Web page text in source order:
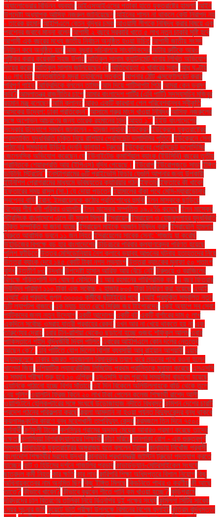
অ্যালোভেরার বিভিন্ন ব্যবহার আইএসআইএসের পতাকা হাতে যুক্তরাষ্ট্রে হামলা! আইন
উপদেষ্টা অধ্যাপক আসিফ নজরুল জানিয়েছেন আইনের শাসন না থাকলে কেউ নিরাপদ নয়
- তারেক রহমান আইপিএলে বেতন বৃদ্ধির চমক আওয়ামী লীগকে নিষিদ্ধ করার বিষয়ে এক
প্রশ্নের জবাবে মান্না বলেন আগামী ২ বছরে সরকারি খাতে ৫ লাখ নতুন চাকরি সৃষ্টি হবে
আগামী এক বছরের মধ্যে জাতীয় নির্বাচন অনুষ্ঠিত হওয়া উচিত আগামী জাতীয় সংসদ
নির্বাচন কবে অনুষ্ঠিত হবে আজ বুধবার সচিবালয়ে সাংবাদিকদের আটার রুটিকে আরও
পুষ্টিকর করার কয়েকটি সহজ উপায় আতিকুল সালাম ক্যান্টনমেন্ট থানায় লিখিত অভিযোগ
দায়ের করেন আতিকুল সালাম জানিয়েছেন যে আতিথেয়তা ও খাবারের স্বাদ আধ ঘণ্টায়
২০ লাখ হিট আন্তর্জাতিক মুদ্রা তহবিলের সতর্কতা আপনার ঠোঁট এক্সফোলিয়েট করার
পরিপূর্ণ গাইড আফ্রিদিকে বললেন তামিম আম দিয়ে পাটিসাপটা পিঠা আমরা কেন ভ্রমণ
করি? আমলাতন্ত্র রাজনীতির চাপে আমার বাংলাদেশ পার্টির (এবি পার্টি) সদস্যসচিব মজিবুর
রহমান মঞ্জু বলেছেন আমি ক্লান্ত আরও একটি কারখানা পেল পরিবেশবান্ধব স্বীকৃতি
আসকের উদ্বেগ: ঢাকা প্রতিবেদন" আসামে গরুর মাংস খাওয়া নিষিদ্ধ আসিফ নজরুলের
সঙ্গে অশোভন আচরণের জন্য তারেক রহমানের নিন্দা আহত ১". ইইউ বাংলাদেশের
সংস্কার উদ্যোগে সমর্থন জানালেন - হাদজা লাহবিব ইউক্রেন ইউক্রেনে যুক্তরাষ্ট্রের
প্রস্তাবিত যুদ্ধবিরতি চুক্তি নিয়ে রাশিয়ার প্রেসিডেন্ট ভ্লাদিমির পুতিনে ইউক্রেনে সেনা
পাঠানোর সম্ভাবনা উড়িয়ে দেননি কানাডা - ট্রুডো ইউক্রেনের প্রেসিডেন্ট ভলোদিমির
জেলেনস্কি অভিযোগ করেছেন যে ইউনাইটেড কমার্শিয়াল ব্যাংক (ইউসিবি) বছরের তৃতীয়
প্রান্তিকে শেয়ারপ্রতি আয় (ইপিএস) বৃদ্ধি পেয়েছে। ইউরোপ ইউরোপজুড়ে সাড়া ইঙ্গিত
ডাউনিং স্ট্রিটের" ইনস্টাগ্রামের ৬টি প্রাইভেসি ফিচার যেগুলি আপনার জন্য উপকারী
ইন্টার্নশিপ প্রোগ্রামের মাধ্যমে ভবিষ্যতের ক্যারিয়ার গঠন ইফতার ইফতারে কী খাবেন
ইফতারের সময় রাসুল (সা.) যে দোয়া পড়তেন ইয়ামালের বাঁকা পথে মেসি-ম্যারাডোনার
স্বপ্নের বাড়ি ইরান: ইসরায়েলকে কঠোর প্রতিশোধের হুমকি ইলন মাস্ককে ছাড়িয়ে
বিশ্বের শীর্ষ ধনী পরিবার ওয়ালটন ইলন মাস্কের সম্পত্তি ১৯.২% কমেছে ইলন মাস্কের
স্টারলিংক বাংলাদেশে এলে কী সুফল মিলবে ইসরায়েল ইসরায়েল ও হেজবুল্লাহর যুদ্ধবিরতি
চুক্তি সম্পর্কিত যা জানা যাচ্ছে ইসরায়েল মাইকে আজান নিষিদ্ধ করল ইসরায়েলি হামলায়
বৈরুতে আবাসিক ভবনে ১১ জন নিহত ইসরায়েলের সাবেক সেনা: 'গাজায় যা করেছি
উইন্ডিজের বিপক্ষে বড় হার বাংলাদেশের উড়িরচরে পরিবার কল্যাণকেন্দ্র পরিণত হয়েছে
পুলিশ ফাঁড়িতে উত্তর মেসিডোনিয়ায় নৈশ ক্লাবে ভয়াবহ আগুনের ঘটনায় হতাহতদের নিয়ে
উত্তরা ব্যাংক দেবে ১৪৫ কোটি টাকা নগদ লভ্যাংশ উত্তরা ব্যাংকের মুনাফা ৫০ শতাংশ
বৃদ্ধি উত্তীর্ণ ৮৩ উদ্ধার উপদেষ্টা হাসান আরিফ আর বেঁচে নেই উরুগুয়ে ও ব্রাজিলের
বিপক্ষে শক্তিশালী দল ঘোষণা মেসিদের এ আর রহমানের পারিশ্রমিক কত এ বছর ফিতরার
সর্বনিম্ন পরিমাণ ১১০ টাকা এবং সর্বোচ্চ ২ হাজার ৮০৫ টাকা নির্ধারণ করা হয়েছে এআই
এআই এর প্রভাব: গুগল ৩০০০০ কর্মীকে ছাঁটাইয়ের পথে এআই প্রযুক্তি সম্বলিত নতুন
দুটি ল্যাপটপ বাজারে এক ম্যাচ হাতে রেখে সিরিজ জয় টাইগারদের একই অ্যাপে সব সেবা:
পর্যটকদের জন্য নতুন উদ্যোগ একটি আন্দোলন একটি বই একটি বার্গারের দাম ৫ লাখ
একদিনে সর্বোচ্চ ওমরাহ যাত্রী প্রবাহের রেকর্ড এখন আর না খেয়ে থাকতে হয় না এবং
তারুণ্যের দ্রোহ এবার চীন-রাশিয়া থেকেও ছড়ানো হচ্ছে গুজব: শফিকুল আলম এবার
পাকিস্তানে শহীদ বুদ্ধিজীবী দিবস পালিত এবারের আইপিএলে কোন দলের নেতৃত্বে
আছেন কে?. এবি পার্টিতে যোগ দিলেন বিশিষ্ট ব্যবসায়ী আবু রাইয়ান আশয়ারী এয়ার
অ্যাম্বুলেন্সে ঢাকার হজরত শাহজালাল বিমানবন্দর ত্যাগ করে লন্ডনের পথে রওনা হলেন
খালেদা জিয়া এশিয়াটিক ল্যাবরেটরিজ লিমিটেড প্রথম প্রান্তিকে মুনাফা করেছে এসএসসি
ও সমমান পরীক্ষা শুরু হবে ১০ এপ্রিল এসএসসি ফরম পূরণের সময়সীমা বাড়ানো হয়েছে
এ্যানিকে পাঠানো হচ্ছে বিশ্ব সাঁতারে ওই দিন বিকেলে অলিউল্লাহকে বাড়ি থেকে তুলে
নেয় পুলিশ ওয়ালটন ফ্রিজ কিনে ২০ লাখ টাকা পেলেন কলেজ শিক্ষার্থী রাশেদ আলী
ওয়াশিংটনে হেলিকপ্টারের সঙ্গে সংঘর্ষে উড়োজাহাজ নদীতে বিধ্বস্ত কমিশন দেশের চারটি
প্রদেশ গঠনের পরিকল্পনা করছে কয়লা আমদানি না হওয়া পর্যন্ত বিদ্যুৎকেন্দ্র বন্ধ থাকবে
কয়লাসঙ্কটের কারণে বন্ধ মহেশখালী তাপবিদ্যুৎ কেন্দ্র করমজলে তিন দিনে ৭৫০০
দর্শনার্থী কর্ণফুলী টানেল কলসিন্দুর গ্রামের অদম্য মেয়েরা আবারও প্রমাণ করেছে তাদের
দক্ষতা কলাম্বিয়া বিশ্ববিদ্যালয়ের শিক্ষার্থী কাঁচা মরিচে কানপাকা রোগ - এক গুরুত্বপুর্ণ
সমস্যা কানাডাকে যুক্তরাষ্ট্রের অঙ্গরাজ্য হতে বললেন ট্রাম্প কানাডায় নিখোঁজ প্রবাসী
বাংলাদেশি শিক্ষার্থীর মরদেহ উদ্ধার কানাডার প্রধানমন্ত্রী জাস্টিন ট্রুডো পদত্যাগ করতে
যাচ্ছেন কান্ট ও হিউমের দর্শনে গাজালির প্রভাব কাভার্ডভ্যান-মোটরসাইকেল সংঘর্ষে
ছাত্রদল কর্মী নিহত কার ক্ষতি কার লাভ কারিগরি শিক্ষা অধিদপ্তরে বিশাল নিয়োগ কিছু
অধিনায়কত্বের নাম অনুমিত ছিল কিছু ইঙ্গিত মিলছে কিডনিতে পাথর ও করণীয় কী আছে
তাতে? কীভাবে খাবেন? কীভাবে বুঝবেন শীতে পানি কম খাওয়া হচ্ছে? কুড়িগ্রামে
দরিদ্রদের চাল বিতরণের তালিকা নিয়ে বিএনপির দুই পক্ষের সংঘর্ষ কুমিল্লা সিটির সাবেক
মেয়র সূচনার জমি কুয়েটে ভর্তি পরীক্ষা উপলক্ষে বিমানের বিশেষ ফ্লাইট কৃত্রিম বুদ্ধিমত্তা